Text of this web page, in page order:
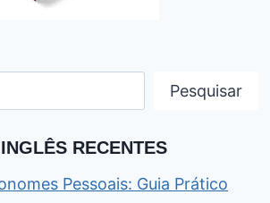
Pesquisar
RECENTES
Pessoais: Guia Prático